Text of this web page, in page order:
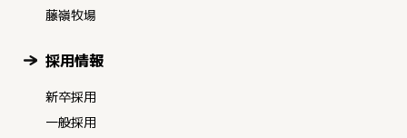
藤嶺牧場
採用情報
新卒採用
一般採用